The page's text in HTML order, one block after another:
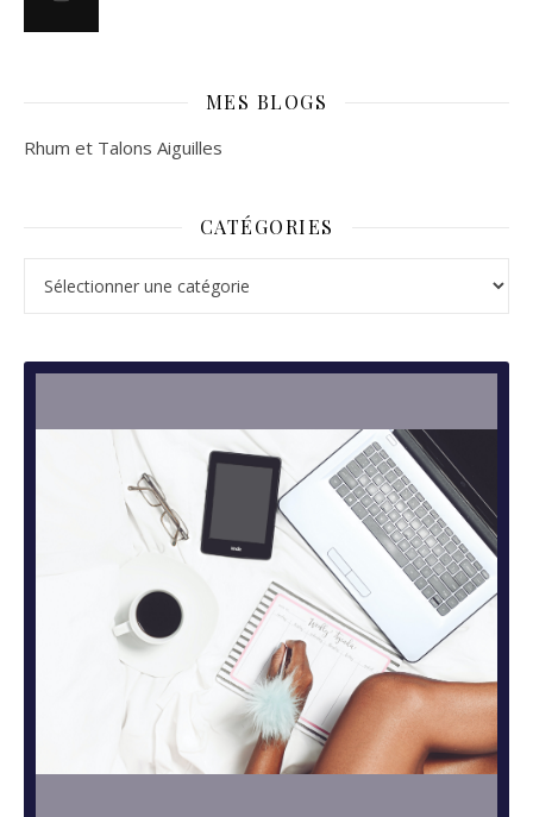
MES BLOGS
Rhum et Talons Aiguilles
CATÉGORIES